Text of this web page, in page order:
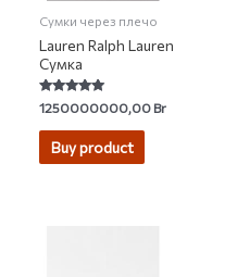
Сумки через плечо
Lauren Ralph Lauren
Сумка
Rated
5.00
out of 5
1250000000,00Br
Buy product